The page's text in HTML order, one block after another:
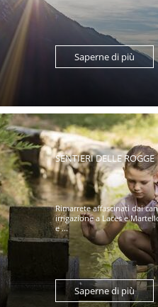
Saperne di più
SENTIERI DELLE ROGGE
Rimarrete affascinati dai
irrigazione a Laces e
e ...
Saperne di più